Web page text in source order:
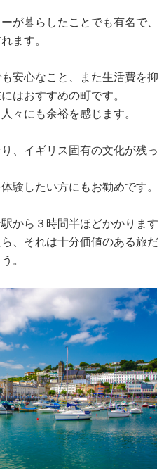
が暮らしたことでも有名で、
ます。
安心なこと、また生活費を抑
はおすすめの町です。
々にも余裕を感じます。
、イギリス固有の文化が残っ
験したい方にもお勧めです。
から３時間半ほどかかります
、それは十分価値のある旅だ
。